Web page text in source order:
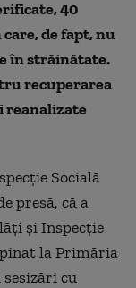
40
de fapt, nu
în străinătate.
recuperarea
reanalizate
Socială
presă, că a
şi Inspecţie
la Primăria
cu